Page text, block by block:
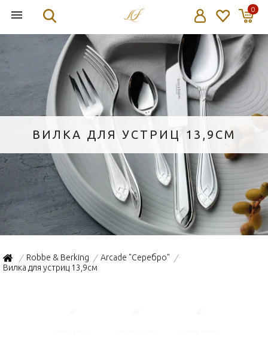
0
ВИЛКА ДЛЯ УСТРИЦ 13,9СМ
/ Robbe & Berking / Arcade "Серебро" /
Вилка для устриц 13,9см